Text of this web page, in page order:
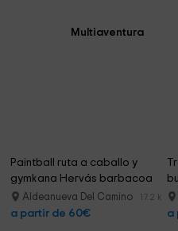
Multiaventura
Paintball ruta a caballo y
gymkana Hervás barbacoa
Aldeanueva Del Camino 17.2 km
a partir de 60€ a